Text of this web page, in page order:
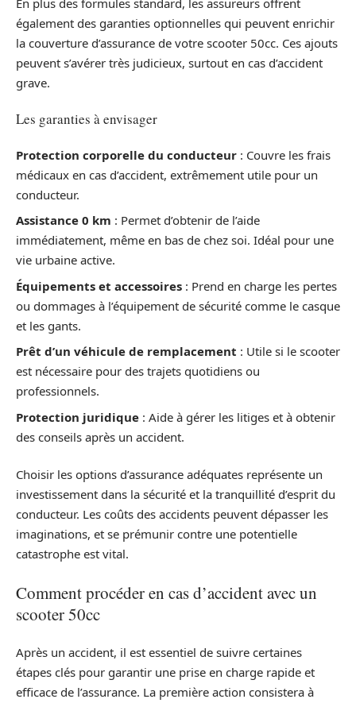
également des garanties optionnelles qui peuvent enrichir
la couverture d’assurance de votre scooter 50cc. Ces ajouts
peuvent s’avérer très judicieux, surtout en cas d’accident
grave.
Les garanties à envisager
Protection corporelle du conducteur : Couvre les frais
médicaux en cas d’accident, extrêmement utile pour un
conducteur.
Assistance 0 km : Permet d’obtenir de l’aide
immédiatement, même en bas de chez soi. Idéal pour une
vie urbaine active.
Équipements et accessoires : Prend en charge les pertes
ou dommages à l’équipement de sécurité comme le casque
et les gants.
Prêt d’un véhicule de remplacement : Utile si le scooter
est nécessaire pour des trajets quotidiens ou
professionnels.
Protection juridique : Aide à gérer les litiges et à obtenir
des conseils après un accident.
Choisir les options d’assurance adéquates représente un
investissement dans la sécurité et la tranquillité d’esprit du
conducteur. Les coûts des accidents peuvent dépasser les
imaginations, et se prémunir contre une potentielle
catastrophe est vital.
Comment procéder en cas d’accident avec un
scooter 50cc
Après un accident, il est essentiel de suivre certaines
étapes clés pour garantir une prise en charge rapide et
efficace de l’assurance. La première action consistera à